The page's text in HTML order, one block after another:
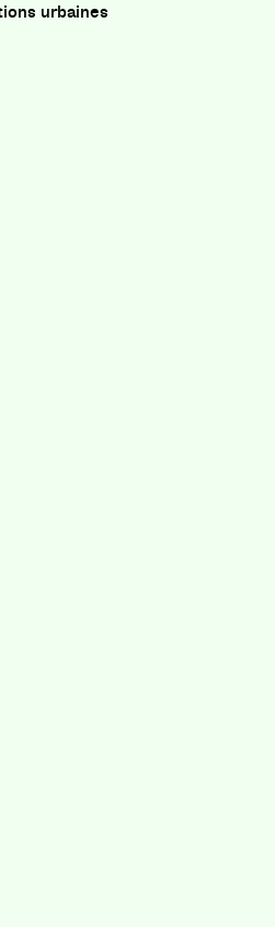
urbaines